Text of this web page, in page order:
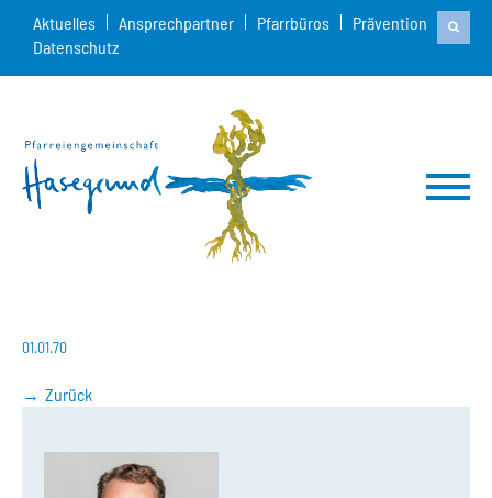
Aktuelles Ansprechpartner Pfarrbüros
Prävention
Datenschutz
01.01.70
Zurück